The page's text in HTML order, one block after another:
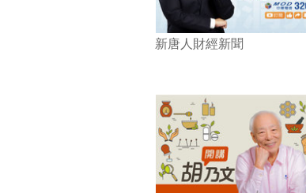
新唐人財經新聞